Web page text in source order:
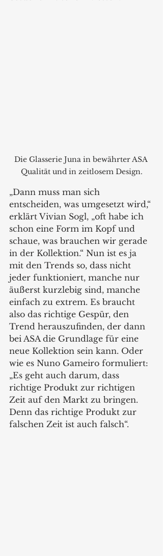
Die Glasserie Juna in bewährter ASA
Qualität und in zeitlosem Design.
„Dann muss man sich
entscheiden, was umgesetzt wird,“
erklärt Vivian Sogl, „oft habe ich
schon eine Form im Kopf und
schaue, was brauchen wir gerade
in der Kollektion.“ Nun ist es ja
mit den Trends so, dass nicht
jeder funktioniert, manche nur
äußerst kurzlebig sind, manche
einfach zu extrem. Es braucht
also das richtige Gespür, den
Trend herauszufinden, der dann
bei ASA die Grundlage für eine
neue Kollektion sein kann. Oder
wie es Nuno Gameiro formuliert:
„Es geht auch darum, dass
richtige Produkt zur richtigen
Zeit auf den Markt zu bringen.
Denn das richtige Produkt zur
falschen Zeit ist auch falsch“.